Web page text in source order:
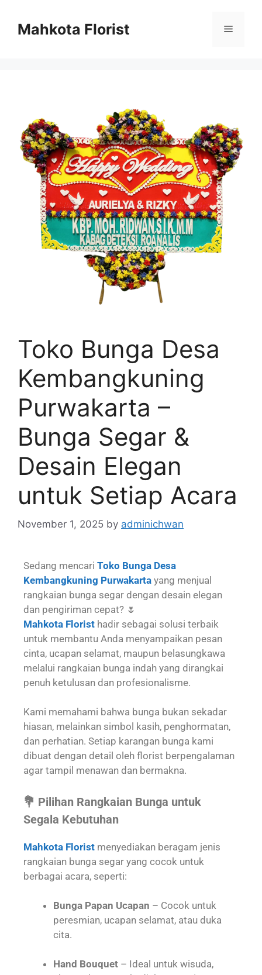
Mahkota Florist
Toko Bunga Desa
Kembangkuning
Purwakarta –
Bunga Segar &
Desain Elegan
untuk Setiap Acara
November 1, 2025 by adminichwan
Sedang mencari Toko Bunga Desa
Kembangkuning Purwakarta yang menjual
rangkaian bunga segar dengan desain elegan
dan pengiriman cepat? 🌷
Mahkota Florist hadir sebagai solusi terbaik
untuk membantu Anda menyampaikan pesan
cinta, ucapan selamat, maupun belasungkawa
melalui rangkaian bunga indah yang dirangkai
penuh ketulusan dan profesionalisme.
Kami memahami bahwa bunga bukan sekadar
hiasan, melainkan simbol kasih, penghormatan,
dan perhatian. Setiap karangan bunga kami
dibuat dengan detail oleh florist berpengalaman
agar tampil menawan dan bermakna.
💐 Pilihan Rangkaian Bunga untuk
Segala Kebutuhan
Mahkota Florist menyediakan beragam jenis
rangkaian bunga segar yang cocok untuk
berbagai acara, seperti:
Bunga Papan Ucapan – Cocok untuk
peresmian, ucapan selamat, atau duka
cita.
Hand Bouquet – Ideal untuk wisuda,